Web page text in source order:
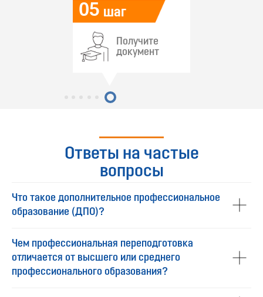
05 шаг
Получите
документ
Ответы на частые
вопросы
Что такое дополнительное профессиональное
образование (ДПО)?
Чем профессиональная переподготовка
отличается от высшего или среднего
профессионального образования?